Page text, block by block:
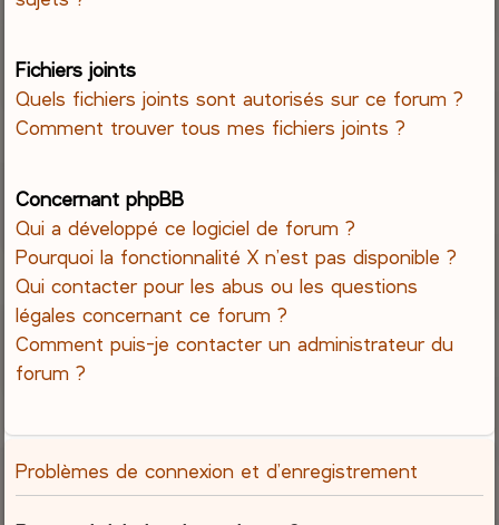
Fichiers joints
Quels fichiers joints sont autorisés sur ce forum ?
Comment trouver tous mes fichiers joints ?
Concernant phpBB
Qui a développé ce logiciel de forum ?
Pourquoi la fonctionnalité X n’est pas disponible ?
Qui contacter pour les abus ou les questions
légales concernant ce forum ?
Comment puis-je contacter un administrateur du
forum ?
Problèmes de connexion et d’enregistrement